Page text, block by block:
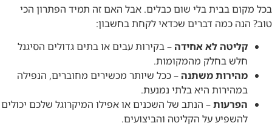
בכל מקום בבית בלי שום כבלים. אבל האם זה תמיד הפתרון הכי
טוב? הנה כמה דברים שכדאי לקחת בחשבון:
קליטה לא אחידה – בקירות עבים או בתים גדולים הסיגנל
חלש בחלק מהמקומות.
מהירות משתנה – ככל שיותר מכשירים מחוברים, הנפילה
במהירות היא בלתי נמנעת.
הפרעות– הנתב של השכנים או אפילו המיקרוגל שלכם יכולים
להשפיע על הקליטה והביצועים.